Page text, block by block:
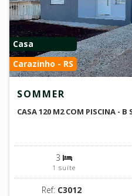
Casa
Carazinho - RS
SOMMER
CASA 120 M2 COM PISCINA -
3
1 suíte
Ref: C3012